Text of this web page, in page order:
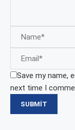
Save my name,
next time I